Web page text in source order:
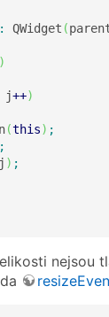
: QWidget (
)
j++)
(this) ;
;
j ) ;